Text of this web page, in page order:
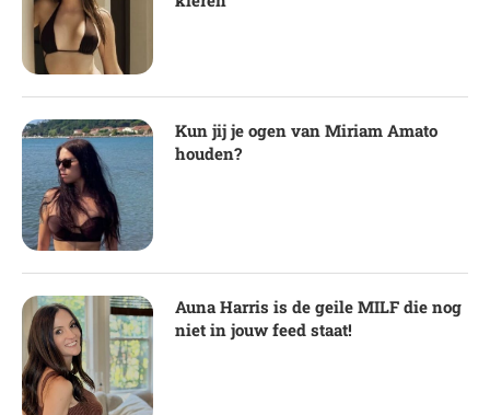
Kun jij je ogen van Miriam Amato
houden?
Auna Harris is de geile MILF die nog
niet in jouw feed staat!